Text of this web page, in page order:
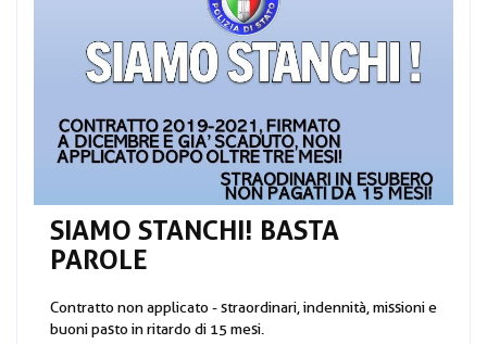
SIAMO STANCHI! BASTA
PAROLE
Contratto non applicato - straordinari, indennità, missioni e
buoni pasto in ritardo di 15 mesi.